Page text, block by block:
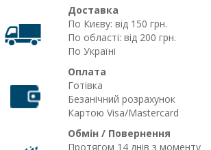
Доставка
По Києву: від 150 грн.
По області: від 200 грн.
По Україні
Оплата
Готівка
Безанічний розрахунок
Картою Visa/Mastercard
Обмін / Повернення
Протягом 14 днів з моменту